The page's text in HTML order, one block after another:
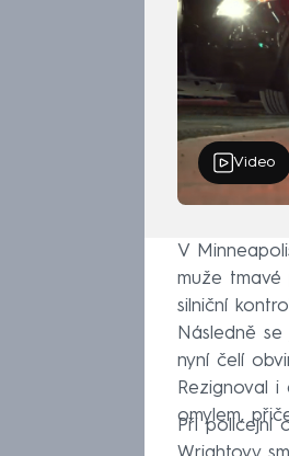
Video
V
muže tmavé
silniční
Následně
nyní čelí
Rezignoval
omylem,
Při policejní